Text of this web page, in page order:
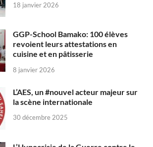
18 janvier 2026
GGP-School Bamako: 100 élèves
revoient leurs attestations en
cuisine et en pâtisserie
8 janvier 2026
L’AES, un #nouvel acteur majeur sur
la scène internationale
30 décembre 2025